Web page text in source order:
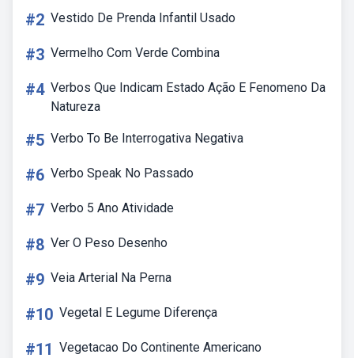
#2 Vestido De Prenda Infantil Usado
#3 Vermelho Com Verde Combina
#4 Verbos Que Indicam Estado Ação E Fenomeno Da
Natureza
#5 Verbo To Be Interrogativa Negativa
#6 Verbo Speak No Passado
#7 Verbo 5 Ano Atividade
#8 Ver O Peso Desenho
#9 Veia Arterial Na Perna
#10 Vegetal E Legume Diferença
#11 Vegetacao Do Continente Americano